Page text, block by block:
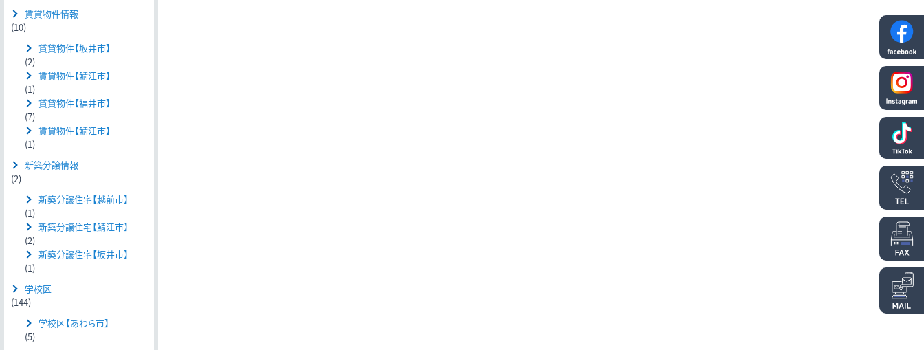
賃貸物件情報
(10)
賃貸物件【坂井市】
(2)
賃貸物件【鯖江市】
(1)
賃貸物件【福井市】
(7)
賃貸物件【鯖江市】
(1)
新築分譲情報
(2)
新築分譲住宅【越前市】
(1)
新築分譲住宅【鯖江市】
(2)
新築分譲住宅【坂井市】
(1)
学校区
(144)
学校区【あわら市】
(5)